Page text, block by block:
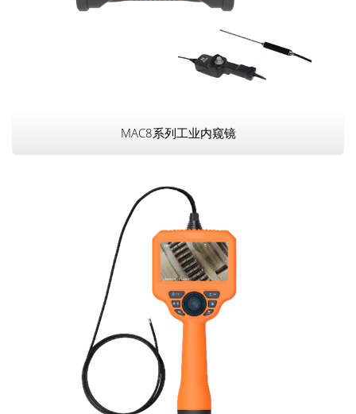
MAC8系列工业内窥镜